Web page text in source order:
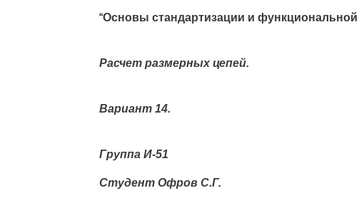
“Основы стандартизации и
Расчет размерных цепей.
Вариант 14.
Группа И-51
Студент Офров С.Г.